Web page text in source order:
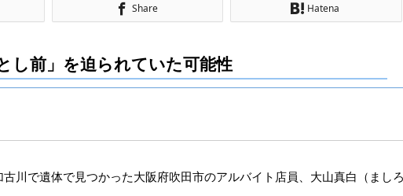
Share Hatena
し前」を迫られていた可能性
川で遺体で見つかった大阪府吹田市のアルバイト店員、大山真白（まし